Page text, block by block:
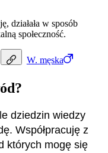
W. męska
działała w sposób
społeczność.
dziedzin wiedzy
Współpracuję z
których mogę się